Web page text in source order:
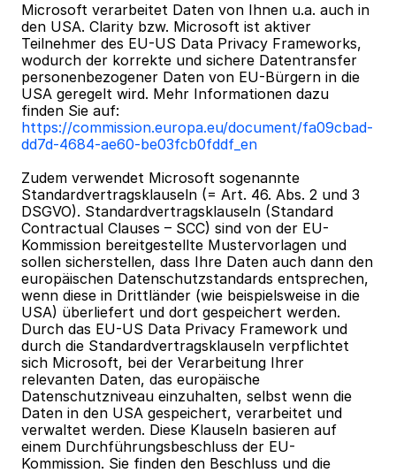
Microsoft verarbeitet Daten von Ihnen u.a. auch in
den USA. Clarity bzw. Microsoft ist aktiver
Teilnehmer des EU-US Data Privacy Frameworks,
wodurch der korrekte und sichere Datentransfer
personenbezogener Daten von EU-Bürgern in die
USA geregelt wird. Mehr Informationen dazu
https://commission.europa.eu/document/fa09cbad-
dd7d-4684-ae60-be03fcb0fddf_en
Zudem verwendet Microsoft sogenannte
Standardvertragsklauseln (= Art. 46. Abs. 2 und 3
DSGVO). Standardvertragsklauseln (Standard
Contractual Clauses – SCC) sind von der EU-
Kommission bereitgestellte Mustervorlagen und
sollen sicherstellen, dass Ihre Daten auch dann den
europäischen Datenschutzstandards entsprechen,
wenn diese in Drittländer (wie beispielsweise in die
USA) überliefert und dort gespeichert werden.
Durch das EU-US Data Privacy Framework und
durch die Standardvertragsklauseln verpflichtet
sich Microsoft, bei der Verarbeitung Ihrer
relevanten Daten, das europäische
Datenschutzniveau einzuhalten, selbst wenn die
Daten in den USA gespeichert, verarbeitet und
verwaltet werden. Diese Klauseln basieren auf
einem Durchführungsbeschluss der EU-
Kommission. Sie finden den Beschluss und die